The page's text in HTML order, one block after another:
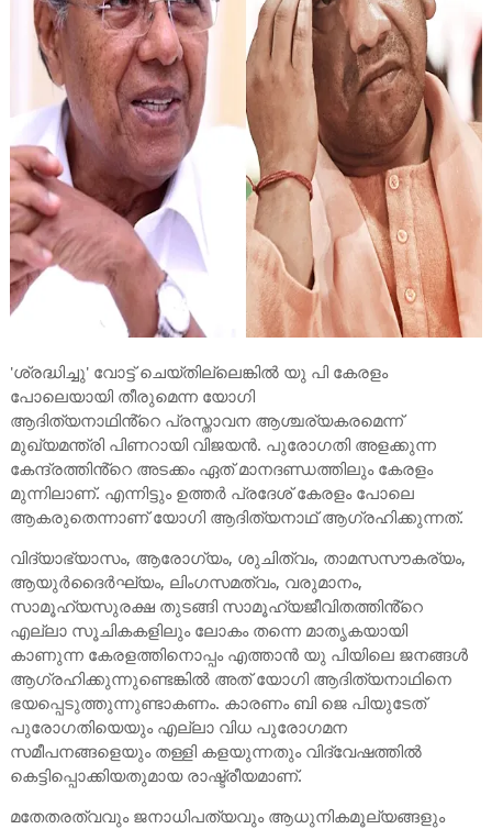
'ശ്രദ്ധിച്ചു' വോട്ട് ചെയ്തില്ലെങ്കിൽ യു പി കേരളം
പോലെയായി തീരുമെന്ന യോഗി
ആദിത്യനാഥിൻ്റെ പ്രസ്താവന ആശ്ചര്യകരമെന്ന്
മുഖ്യമന്ത്രി പിണറായി വിജയന്‍. പുരോഗതി അളക്കുന്ന
കേന്ദ്രത്തിൻ്റെ അടക്കം ഏത് മാനദണ്ഡത്തിലും കേരളം
മുന്നിലാണ്. എന്നിട്ടും ഉത്തര്‍ പ്രദേശ് കേരളം പോലെ
ആകരുതെന്നാണ് യോഗി ആദിത്യനാഥ് ആഗ്രഹിക്കുന്നത്.
വിദ്യാഭ്യാസം, ആരോഗ്യം, ശുചിത്വം, താമസസൗകര്യം,
ആയുര്‍ദൈര്‍ഘ്യം, ലിംഗസമത്വം, വരുമാനം,
സാമൂഹ്യസുരക്ഷ തുടങ്ങി സാമൂഹ്യജീവിതത്തിൻ്റെ
എല്ലാ സൂചികകളിലും ലോകം തന്നെ മാതൃകയായി
കാണുന്ന കേരളത്തിനൊപ്പം എത്താന്‍ യു പിയിലെ ജനങ്ങള്‍
ആഗ്രഹിക്കുന്നുണ്ടെങ്കില്‍ അത് യോഗി ആദിത്യനാഥിനെ
ഭയപ്പെടുത്തുന്നുണ്ടാകണം. കാരണം ബി ജെ പിയുടേത്
പുരോഗതിയെയും എല്ലാ വിധ പുരോഗമന
സമീപനങ്ങളെയും തള്ളി കളയുന്നതും വിദ്വേഷത്തില്‍
കെട്ടിപ്പൊക്കിയതുമായ രാഷ്ട്രീയമാണ്.
മതേതരത്വവും ജനാധിപത്യവും ആധുനികമൂല്യങ്ങളും